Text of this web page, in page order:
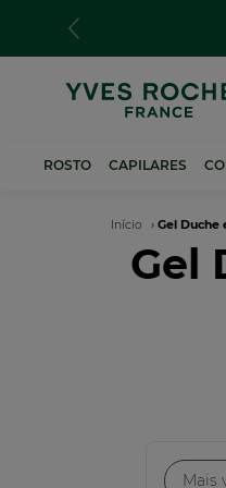
conteúdo
ROSTO CAPILARES
Início Gel Duche
Gel
Mais